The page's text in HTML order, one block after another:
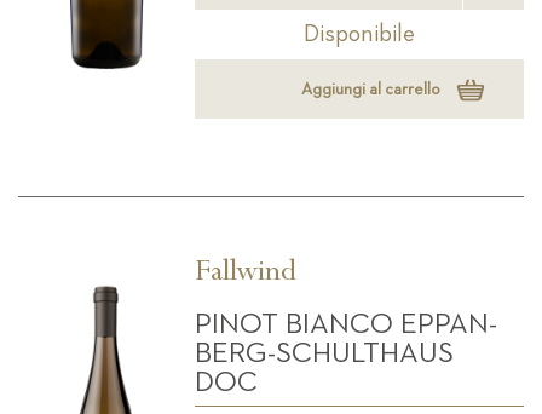
Disponibile
Aggiungi al carrello
Fallwind
PINOT BIANCO EPPAN-
BERG-SCHULTHAUS
DOC